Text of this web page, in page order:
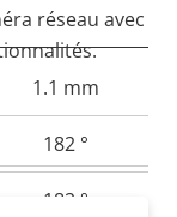
1.1 mm
182 °
182 °
réseau avec